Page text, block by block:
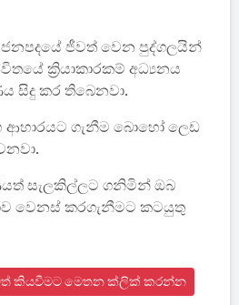
ජීවත් වෙන පුද්ගලයින්
ක්‍රියාකාරකම් අධ්‍යනය
සිදු කර තිබෙනවා.
ආහාරයට ගැනීම බොහෝ ලෙඩ
සැලකිල්ලට ගනිමින් ඔබ
වෙනස් කරගැනීමට කටයුතු
කියවීමට මෙතන ක්ලික් කරන්න